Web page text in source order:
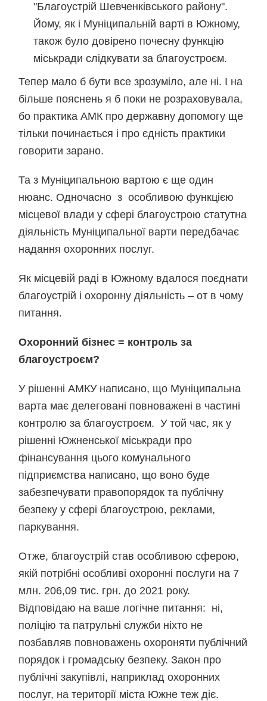
"Благоустрій Шевченківського району".
Йому, як і Муніципальній варті в Южному,
також було довірено почесну функцію
міськради слідкувати за благоустроєм.
Тепер мало б бути все зрозуміло, але ні. І на
більше пояснень я б поки не розраховувала,
бо практика АМК про державну допомогу ще
тільки починається і про єдність практики
говорити зарано.
Та з Муніципальною вартою є ще один
нюанс. Одночасно з особливою функцією
місцевої влади у сфері благоустрою статутна
діяльність Муніципальної варти передбачає
надання охоронних послуг.
Як місцевій раді в Южному вдалося поєднати
благоустрій і охоронну діяльність – от в чому
питання.
Охоронний бізнес = контроль за
благоустроєм?
У рішенні АМКУ написано, що Муніципальна
варта має делеговані повноважені в частині
контролю за благоустроєм. У той час, як у
рішенні Южненської міськради про
фінансування цього комунального
підприємства написано, що воно буде
забезпечувати правопорядок та публічну
безпеку у сфері благоустрою, реклами,
паркування.
Отже, благоустрій став особливою сферою,
якій потрібні особливі охоронні послуги на 7
млн. 206,09 тис. грн. до 2021 року.
Відповідаю на ваше логічне питання: ні,
поліцію та патрульні служби ніхто не
позбавляв повноважень охороняти публічний
порядок і громадську безпеку. Закон про
публічні закупівлі, наприклад охоронних
послуг, на території міста Южне теж діє.